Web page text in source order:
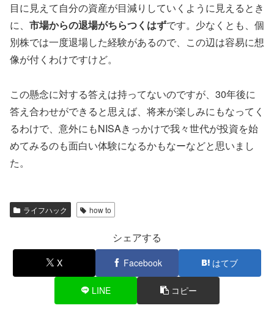
目に見えて自分の資産が目減りしていくように見えるとき
に、 市場からの退場がちらつくはずです。少なくとも、個
別株では一度退場した経験があるので、この辺は容易に想
像が付くわけですけど。
この懸念に対する答えは持ってないのですが、30年後に
答え合わせができると思えば、将来が楽しみにもなってく
るわけで、意外にもNISAきっかけで我々世代が投資を始
めてみるのも面白い体験になるかもなーなどと思いまし
た。
ライフハック how to
シェアする
X Facebook はてブ
LINE コピー